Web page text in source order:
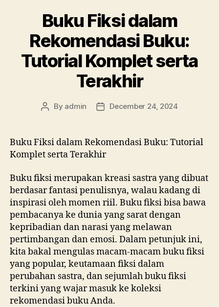
Buku Fiksi dalam
Rekomendasi Buku:
Tutorial Komplet serta
Terakhir
Post
By admin
PostDecember 24, 2024
Buku Fiksi dalam Rekomendasi Buku: Tutorial
Komplet serta Terakhir
Buku fiksi merupakan kreasi sastra yang dibuat
berdasar fantasi penulisnya, walau kadang di
inspirasi oleh momen riil. Buku fiksi bisa bawa
pembacanya ke dunia yang sarat dengan
kepribadian dan narasi yang melawan
pertimbangan dan emosi. Dalam petunjuk ini,
kita bakal mengulas macam-macam buku fiksi
yang popular, keutamaan fiksi dalam
perubahan sastra, dan sejumlah buku fiksi
terkini yang wajar masuk ke koleksi
rekomendasi buku Anda.